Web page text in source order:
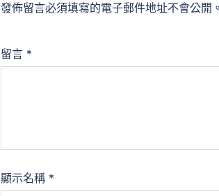
發佈留言必須填寫的電子郵件地址不會公開。
留言 *
顯示名稱 *